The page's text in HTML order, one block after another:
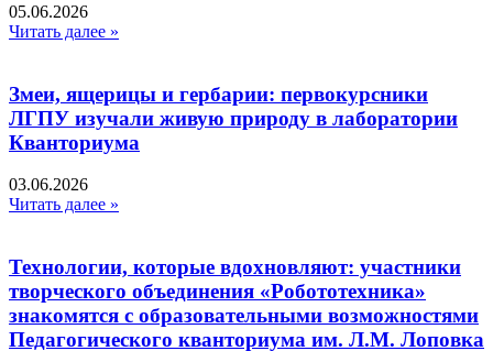
05.06.2026
Читать далее »
Змеи, ящерицы и гербарии: первокурсники
ЛГПУ изучали живую природу в лаборатории
Кванториума
03.06.2026
Читать далее »
Технологии, которые вдохновляют: участники
творческого объединения «Робототехника»
знакомятся с образовательными возможностями
Педагогического кванториума им. Л.М. Лоповка